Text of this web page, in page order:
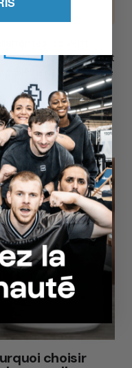
leur médecin avant
alimentaire
choisir